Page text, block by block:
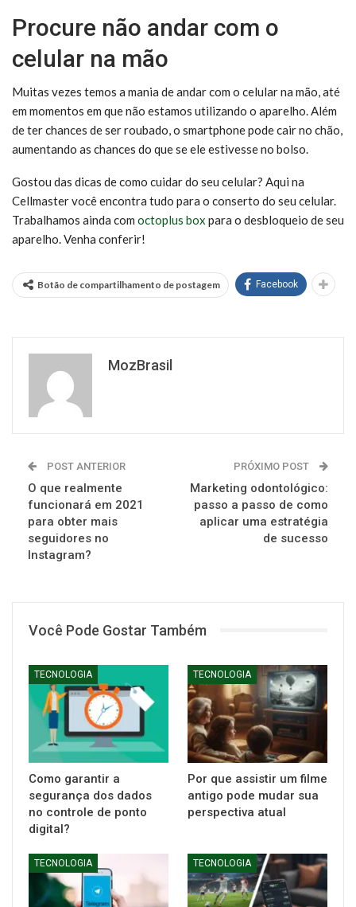
Procure não andar com o
celular na mão
Muitas vezes temos a mania de andar com o celular na mão, até
em momentos em que não estamos utilizando o aparelho. Além
de ter chances de ser roubado, o smartphone pode cair no chão,
aumentando as chances do que se ele estivesse no bolso.
Gostou das dicas de como cuidar do seu celular? Aqui na
Cellmaster você encontra tudo para o conserto do seu celular.
Trabalhamos ainda com octoplus box para o desbloqueio de seu
aparelho. Venha conferir!
Botão de compartilhamento de postagem Facebook
MozBrasil
POST ANTERIOR
O que realmente
funcionará em 2021
para obter mais
seguidores no
Instagram?
PRÓXIMO POST
Marketing odontológico:
passo a passo de como
aplicar uma estratégia
de sucesso
Você Pode Gostar Também
TECNOLOGIA
Como garantir a
segurança dos dados
no controle de ponto
digital?
TECNOLOGIA
Por que assistir um filme
antigo pode mudar sua
perspectiva atual
TECNOLOGIA TECNOLOGIA